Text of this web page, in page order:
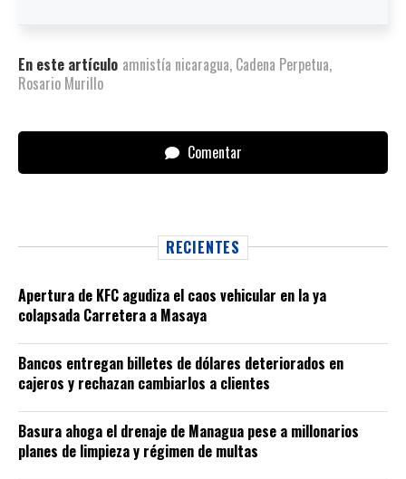
En este artículo amnistía nicaragua, Cadena Perpetua,
Rosario Murillo
Comentar
RECIENTES
Apertura de KFC agudiza el caos vehicular en la ya
colapsada Carretera a Masaya
Bancos entregan billetes de dólares deteriorados en
cajeros y rechazan cambiarlos a clientes
Basura ahoga el drenaje de Managua pese a millonarios
planes de limpieza y régimen de multas